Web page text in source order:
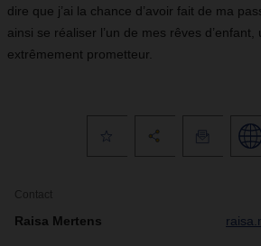
dire que j’ai la chance d’avoir fait de ma
ainsi se réaliser l’un de mes rêves d’enfant,
extrêmement prometteur.
Contact
Raisa Mertens